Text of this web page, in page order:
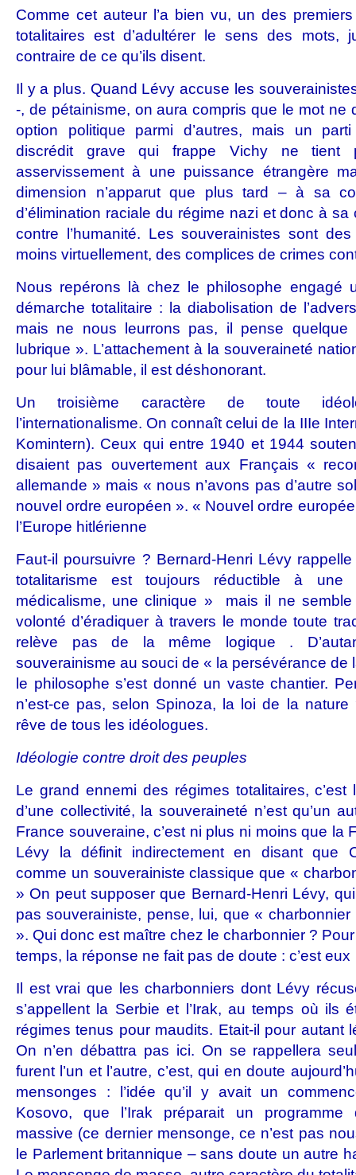
Comme cet auteur l’a bien vu, un des
totalitaires est d’adultérer le sens des mots,
contraire de ce qu’ils disent.
Il y a plus. Quand Lévy accuse les
-, de pétainisme, on aura compris que le mot ne
option politique parmi d’autres, mais un
discrédit grave qui frappe Vichy ne tient
asservissement à une puissance étrangère
dimension n’apparut que plus tard – à sa
d’élimination raciale du régime nazi et donc à
contre l’humanité. Les souverainistes sont
moins virtuellement, des complices de crimes
Nous repérons là chez le philosophe engagé
démarche totalitaire : la diabolisation de
mais ne nous leurrons pas, il pense quelque
lubrique ». L’attachement à la souveraineté
pour lui blâmable, il est déshonorant.
Un troisième caractère de toute
l’internationalisme. On connaît celui de la IIIe
Komintern). Ceux qui entre 1940 et 1944
disaient pas ouvertement aux Français «
allemande » mais « nous n’avons pas d’autre
nouvel ordre européen ». « Nouvel ordre
l’Europe hitlérienne
Faut-il poursuivre ? Bernard-Henri Lévy
totalitarisme est toujours réductible à
médicalisme, une clinique » mais il ne
volonté d’éradiquer à travers le monde toute
relève pas de la même logique .
souverainisme au souci de « la persévérance de
le philosophe s’est donné un vaste chantier.
n’est-ce pas, selon Spinoza, la loi de la
rêve de tous les idéologues.
Idéologie contre droit des peuples
Le grand ennemi des régimes totalitaires, c’est
d’une collectivité, la souveraineté n’est qu’un
France souveraine, c’est ni plus ni moins que la
Lévy la définit indirectement en disant que
comme un souverainiste classique que «
» On peut supposer que Bernard-Henri Lévy,
pas souverainiste, pense, lui, que « charbonnier
». Qui donc est maître chez le charbonnier ?
temps, la réponse ne fait pas de doute : c’est eux
Il est vrai que les charbonniers dont Lévy
s’appellent la Serbie et l’Irak, au temps où ils
régimes tenus pour maudits. Etait-il pour autant
On n’en débattra pas ici. On se rappellera
furent l’un et l’autre, c’est, qui en doute
mensonges : l’idée qu’il y avait un
Kosovo, que l’Irak préparait un programme
massive (ce dernier mensonge, ce n’est pas
le Parlement britannique – sans doute un autre